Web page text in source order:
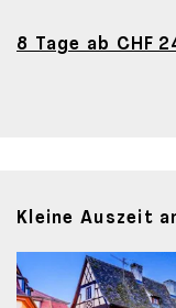
8 Tage ab CHF
Kleine Auszeit